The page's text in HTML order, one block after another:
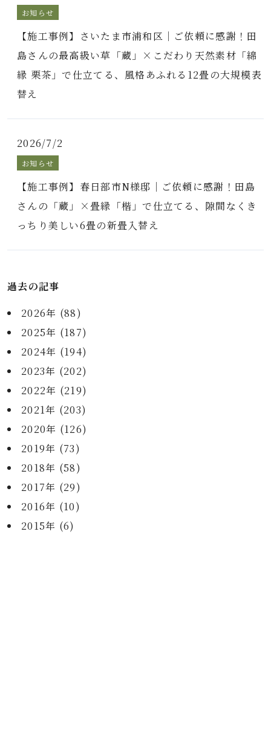
お知らせ
【施工事例】さいたま市浦和区｜ご依頼に感謝！田
島さんの最高級い草「蔵」×こだわり天然素材「綿
縁 栗茶」で仕立てる、風格あふれる12畳の大規模表
替え
2026/7/2
お知らせ
【施工事例】春日部市N様邸｜ご依頼に感謝！田島
さんの「蔵」×畳縁「楷」で仕立てる、隙間なくき
っちり美しい6畳の新畳入替え
過去の記事
2026年 (88)
2025年 (187)
2024年 (194)
2023年 (202)
2022年 (219)
2021年 (203)
2020年 (126)
2019年 (73)
2018年 (58)
2017年 (29)
2016年 (10)
2015年 (6)